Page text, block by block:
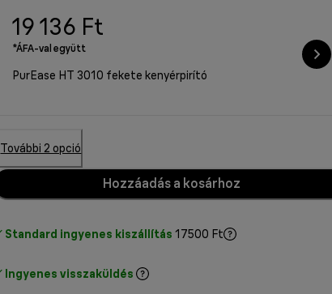
19 136 Ft
*ÁFA-val együtt
PurEase HT 3010 fekete kenyérpirító
További 2 opció
Hozzáadás a kosárhoz
Standard ingyenes kiszállítás 17500 Ft
Ingyenes visszaküldés